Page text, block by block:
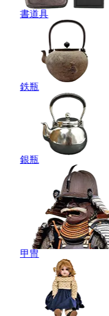
書道具
鉄瓶
銀瓶
甲冑